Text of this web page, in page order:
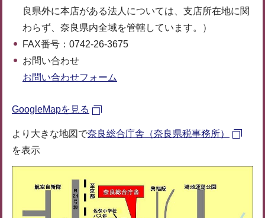
良県外に本店がある法人については、支店所在地に関
わらず、奈良県内全域を管轄しています。）
FAX番号：0742-26-3675
お問い合わせ
お問い合わせフォーム
GoogleMapを見る
より大きな地図で奈良総合庁舎（奈良県税事務所）
を表示